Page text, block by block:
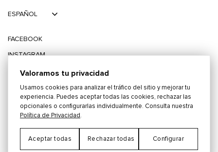
©2026 PLAYING FOR CHANGE
TÉRMINOS Y CONDICIONES
POLÍTICA DE PRIVACIDAD
FACEBOOK
INSTAGRAM
TIKTOK
TWITTER
ESPAÑOL
Valoramos tu privacidad
Usamos cookies para analizar el tráfico del sitio y mejorar tu
experiencia. Puedes aceptar todas las cookies, rechazar las
opcionales o configurarlas individualmente. Consulta nuestra
Política de Privacidad .
Aceptar todas Rechazar todas Configurar